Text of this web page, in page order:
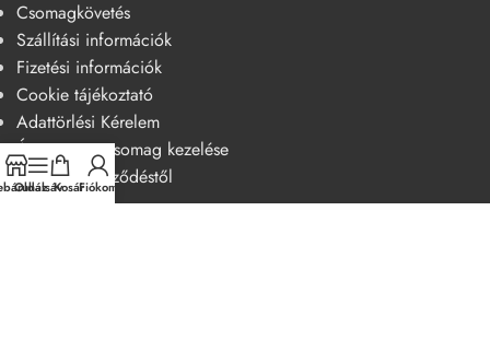
Csomagkövetés
Szállítási információk
Fizetési információk
Cookie tájékoztató
Adattörlési Kérelem
Át nem vett csomag kezelése
Elállás a szerződéstől
OldalsávKosárFiókom